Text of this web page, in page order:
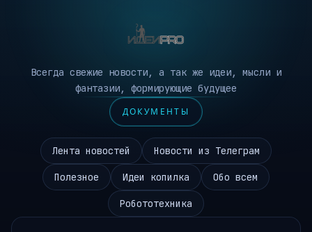
Всегда свежие новости, а так же идеи, мысли и
фантазии, формирующие будущее
ДОКУМЕНТЫ
Лента новостей Новости из Телеграм
Полезное Идеи копилка Обо всем
Робототехника